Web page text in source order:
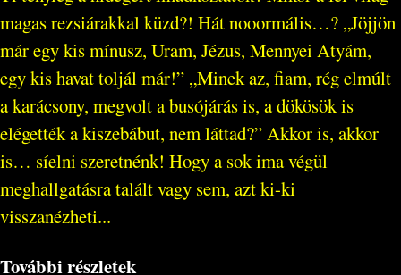
magas rezsiárakkal küzd?! Hát nooormális…? „Jöjjön
már egy kis mínusz, Uram, Jézus, Mennyei Atyám,
egy kis havat toljál már!” „Minek az, fiam, rég elmúlt
a karácsony, megvolt a busójárás is, a dökösök is
elégették a kiszebábut, nem láttad?” Akkor is, akkor
is… síelni szeretnénk! Hogy a sok ima végül
meghallgatásra talált vagy sem, azt ki-ki
visszanézheti...
További részletek